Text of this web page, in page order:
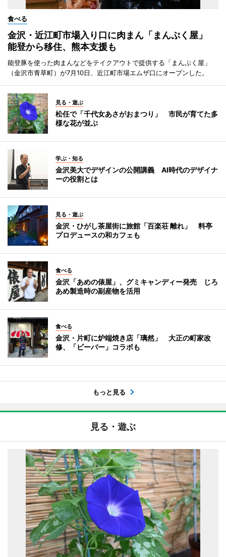
食べる
金沢・近江町市場入り口に肉まん「まんぷく屋」
能登から移住、熊本支援も
能登豚を使った肉まんなどをテイクアウトで提供する「まんぷく屋」
（金沢市青草町）が7月10日、近江町市場エムザ口にオープンした。
見る・遊ぶ
松任で「千代女あさがおまつり」 市民が育てた多
様な花が並ぶ
学ぶ・知る
金沢美大でデザインの公開講義 AI時代のデザイナ
ーの役割とは
見る・遊ぶ
金沢・ひがし茶屋街に旅館「百楽荘 離れ」 料亭
プロデュースの和カフェも
食べる
金沢「あめの俵屋」、グミキャンディー発売 じろ
あめ製造時の副産物を活用
食べる
金沢・片町に炉端焼き店「璃然」 大正の町家改
修、「ビーバー」コラボも
もっと見る
見る・遊ぶ